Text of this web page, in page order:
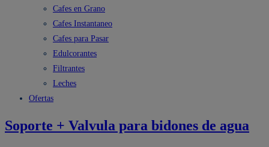
Cafes en Grano
Cafes Instantaneo
Cafes para Pasar
Edulcorantes
Filtrantes
Leches
Ofertas
Soporte + Valvula para bidones de agua